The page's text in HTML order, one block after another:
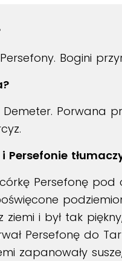
Bogini
Porwana
Persefonie
Persefonę
ziemi i był tak
Persefonę do
zapanowały